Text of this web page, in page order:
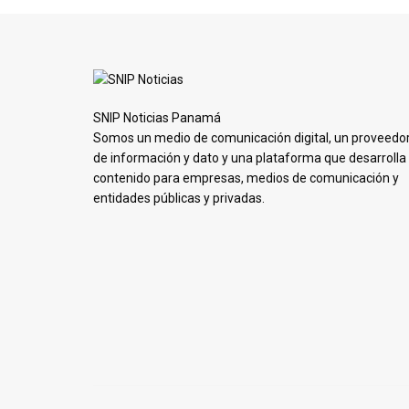
SNIP Noticias Panamá
Somos un medio de comunicación digital, un
de información y dato y una plataforma que desarrolla
contenido para empresas, medios de comunicación y
entidades públicas y privadas.